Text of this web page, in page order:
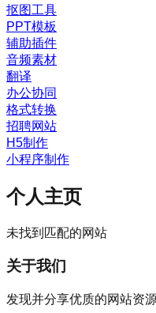
抠图工具
PPT模板
辅助插件
音频素材
翻译
办公协同
格式转换
招聘网站
H5制作
小程序制作
个人主页
未找到匹配的网站
关于我们
发现并分享优质的网站资